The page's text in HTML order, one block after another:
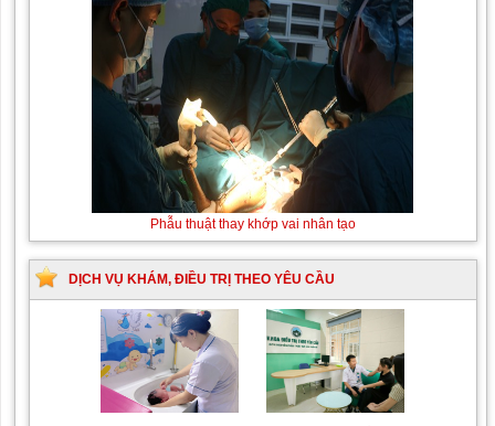
Phẫu thuật thay khớp vai nhân tạo
DỊCH VỤ KHÁM, ĐIỀU TRỊ THEO YÊU CẦU